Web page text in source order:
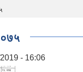
- 16:06